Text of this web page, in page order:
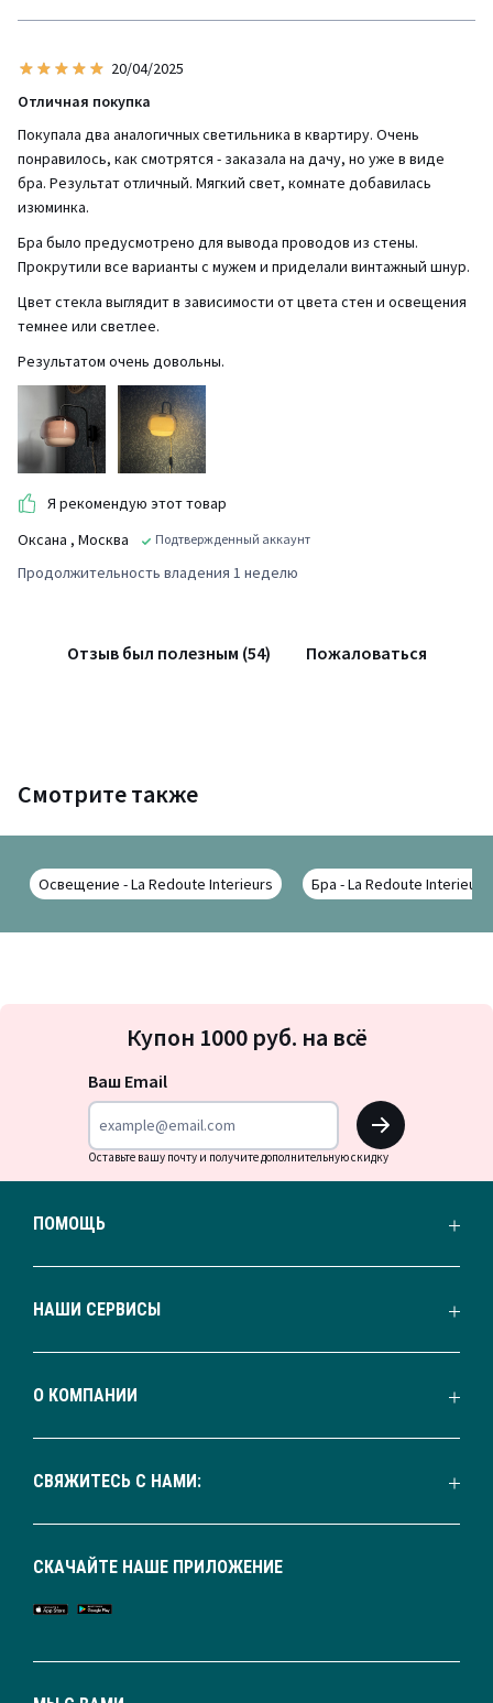
20/04/2025
Отличная покупка
Покупала два аналогичных светильника в квартиру. Очень
понравилось, как смотрятся - заказала на дачу, но уже в виде
бра. Результат отличный. Мягкий свет, комнате добавилась
изюминка.
Бра было предусмотрено для вывода проводов из стены.
Прокрутили все варианты с мужем и приделали винтажный шнур.
Цвет стекла выглядит в зависимости от цвета стен и освещения
темнее или светлее.
Результатом очень довольны.
Я рекомендую этот товар
Оксана , Москва Подтвержденный аккаунт
Продолжительность владения 1 неделю
Отзыв был полезным (54) Пожаловаться
Смотрите также
Освещение - La Redoute Interieurs Бра - La Redoute Interieurs
на
Купон 1000 руб. на всё
Ваш Email
OK
Оставьте вашу почту и получите дополнительную скидку
ПОМОЩЬ
НАШИ СЕРВИСЫ
О КОМПАНИИ
СВЯЖИТЕСЬ С НАМИ:
СКАЧАЙТЕ НАШЕ ПРИЛОЖЕНИЕ